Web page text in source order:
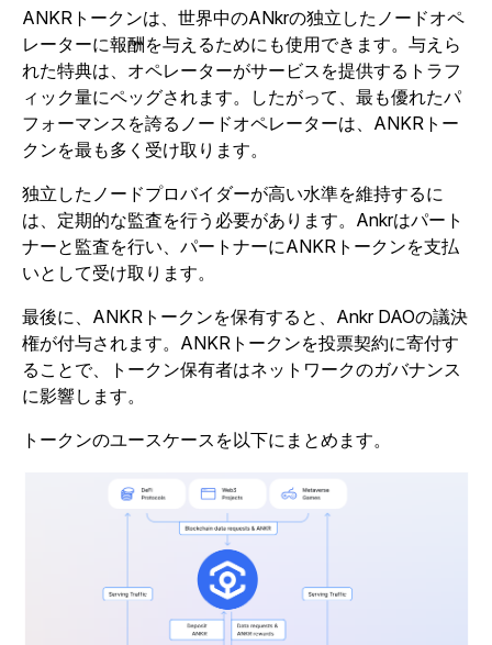
ANKRトークンは、世界中のANkrの独立したノードオペ
レーターに報酬を与えるためにも使用できます。与えら
れた特典は、オペレーターがサービスを提供するトラフ
ィック量にペッグされます。したがって、最も優れたパ
フォーマンスを誇るノードオペレーターは、ANKRトー
クンを最も多く受け取ります。
独立したノードプロバイダーが高い水準を維持するに
は、定期的な監査を行う必要があります。Ankrはパート
ナーと監査を行い、パートナーにANKRトークンを支払
いとして受け取ります。
最後に、ANKRトークンを保有すると、Ankr DAOの議決
権が付与されます。ANKRトークンを投票契約に寄付す
ることで、トークン保有者はネットワークのガバナンス
に影響します。
トークンのユースケースを以下にまとめます。